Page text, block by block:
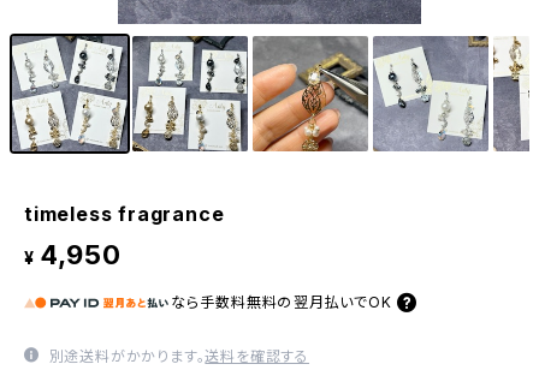
timeless fragrance
¥ 4,950
なら 手数料無料の 翌月払いでOK
別途送料がかかります。送料を確認する